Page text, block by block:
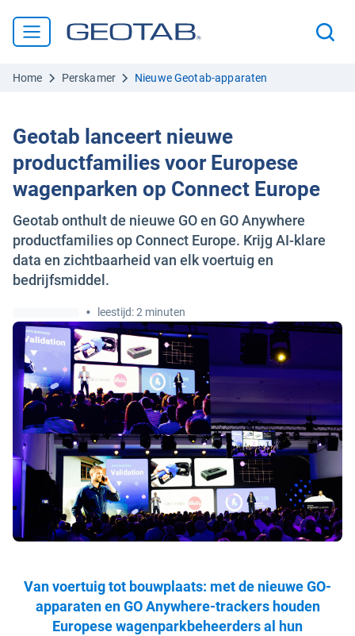
Home Perskamer Nieuwe Geotab-apparaten
Geotab lanceert nieuwe
productfamilies voor Europese
wagenparken op Connect Europe
Geotab onthult de nieuwe GO en GO Anywhere
productfamilies op Connect Europe. Krijg AI-klare
data en zichtbaarheid van elk voertuig en
bedrijfsmiddel.
• leestijd: 2 minuten
Van voertuig tot bouwplaats: met de nieuwe GO-
apparaten en GO Anywhere-trackers houden
Europese wagenparkbeheerders al hun